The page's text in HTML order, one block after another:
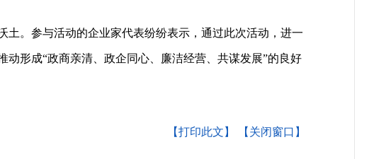
。参与活动的企业家代表纷纷表示，通过此次活动，进一
形成“政商亲清、政企同心、廉洁经营、共谋发展”的良好
【打印此文】 【关闭窗口】